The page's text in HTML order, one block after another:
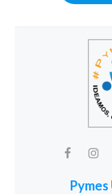
Pymes